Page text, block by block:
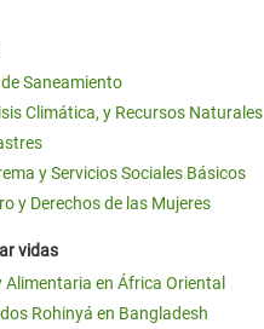
Saneamiento
Climática, y Recursos Naturales
y Servicios Sociales Básicos
y Derechos de las Mujeres
vidas
Alimentaria en África Oriental
Rohinyá en Bangladesh